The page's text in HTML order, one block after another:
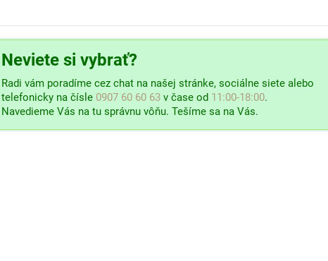
Neviete si vybrať?
Radi vám poradíme cez chat na našej stránke, sociálne siete alebo
telefonicky na čísle 0907 60 60 63 v čase od 11:00-18:00.
Navedieme Vás na tu správnu vôňu. Tešíme sa na Vás.